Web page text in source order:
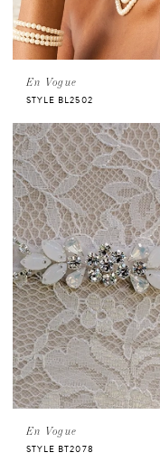
En Vogue
STYLE BL2502
En Vogue
STYLE BT2078